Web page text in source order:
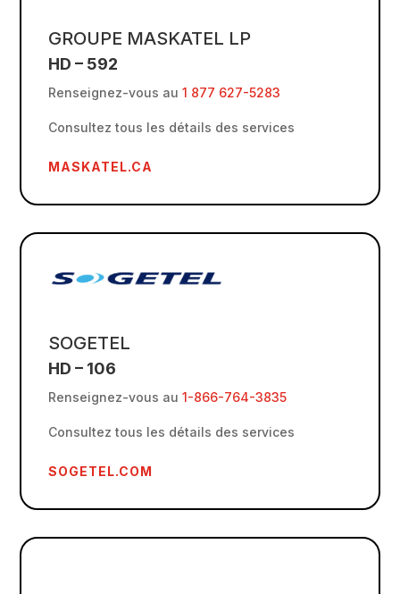
GROUPE MASKATEL LP
HD – 592
Renseignez-vous au1 877 627-5283
Consultez tous les détails des services
MASKATEL.CA
SOGETEL
HD – 106
Renseignez-vous au1-866-764-3835
Consultez tous les détails des services
SOGETEL.COM